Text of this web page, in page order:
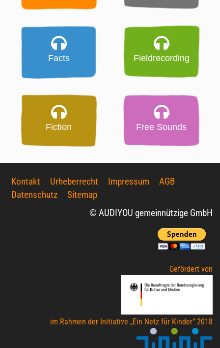
Facts Fieldrecording
Fiction Free Sounds
Kontakt Urheberrecht Impressum
AGB
Datenschutz
Sitemap
© AUDIYOU gemeinnützige GmbH
Gefördert von
im Rahmen der Initiative „Ein Netz für Kinder“ 2018